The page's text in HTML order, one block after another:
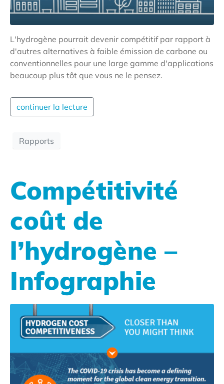
L'hydrogène pourrait devenir compétitif par rapport à
d'autres alternatives à faible émission de carbone ou
conventionnelles pour une large gamme d'applications
beaucoup plus tôt que vous ne le pensez.
continuer la lecture
Rapports
Compétitivité
coût de
l’hydrogène –
Infographie